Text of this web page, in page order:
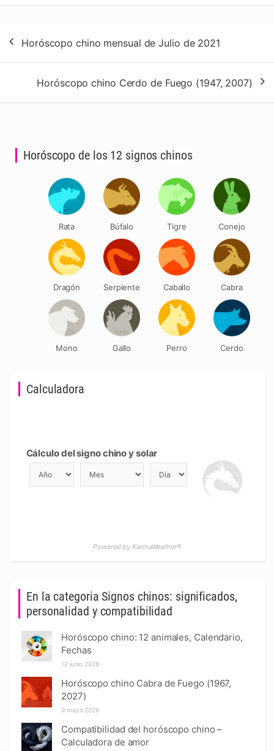
de
entradas
Horóscopo chino mensual de Julio de 2021
Horóscopo chino Cerdo de Fuego (1947, 2007)
En la categoria Signos chinos: significados,
personalidad y compatibilidad
Horóscopo chino: 12 animales, Calendario,
Fechas
12 junio 2026
Horóscopo chino Cabra de Fuego (1967,
2027)
9 mayo 2026
Compatibilidad del horóscopo chino –
Calculadora de amor
Calculadora
Cálculo del signo chino y solar
Powered by KarmaWeather®
Horóscopo de los 12 signos chinos
Rata Búfalo Tigre Conejo
Dragón Serpiente Caballo Cabra
Mono Gallo Perro Cerdo